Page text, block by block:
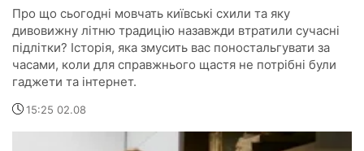
Про що сьогодні мовчать київські схили та яку
дивовижну літню традицію назавжди втратили сучасні
підлітки? Історія, яка змусить вас поностальгувати за
часами, коли для справжнього щастя не потрібні були
гаджети та інтернет.
15:25 02.08